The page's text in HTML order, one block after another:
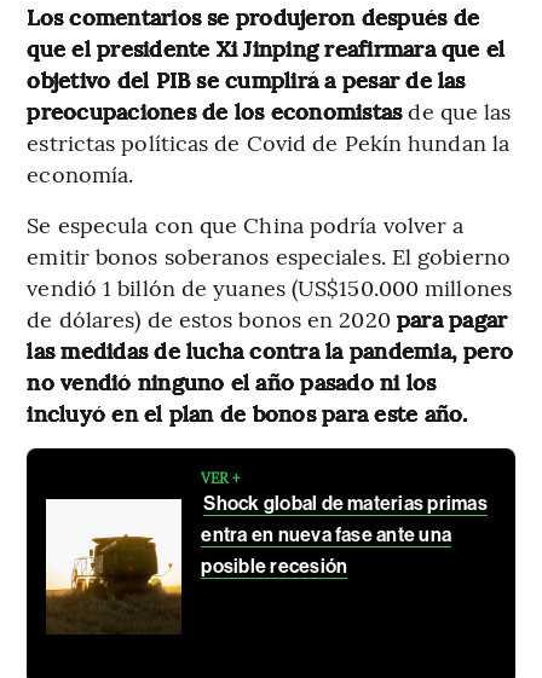
Los comentarios se produjeron después de
que el presidente Xi Jinping reafirmara que el
objetivo del PIB se cumplirá a pesar de las
preocupaciones de los economistasde que las
estrictas políticas de Covid de Pekín hundan la
economía.
Se especula con que China podría volver a
emitir bonos soberanos especiales. El gobierno
vendió 1 billón de yuanes (US$150.000 millones
de dólares) de estos bonos en 2020 para pagar
las medidas de lucha contra la pandemia, pero
no vendió ninguno el año pasado ni los
incluyó en el plan de bonos para este año.
VER +
Shock global de materias primas
entra en nueva fase ante una
posible recesión